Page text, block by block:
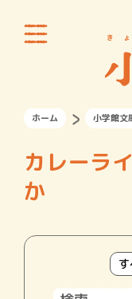
ホーム 小学館文
カレーラ
か